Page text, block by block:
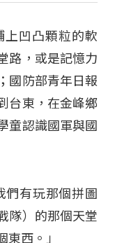
上凹凸顆粒的軟
路，或是記憶力
國防部青年日報
台東，在金峰鄉
童認識國軍與國
們有玩那個拼圖
隊）的那個天堂
西。」